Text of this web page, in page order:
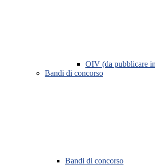
OIV (da pubblicare
Bandi di concorso
Bandi di concorso